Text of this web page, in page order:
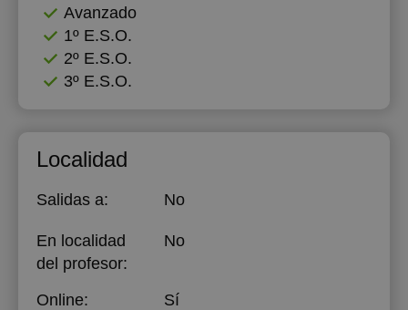
Avanzado
1º E.S.O.
2º E.S.O.
3º E.S.O.
Localidad
Salidas a: No
En localidad
del profesor:
No
Online: Sí